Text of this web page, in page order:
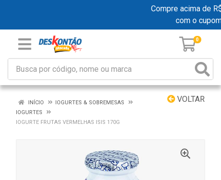
Compre acima de
com o
0
VOLTAR
INÍCIO
IOGURTES & SOBREMESAS
IOGURTES
IOGURTE FRUTAS VERMELHAS ISIS 170G